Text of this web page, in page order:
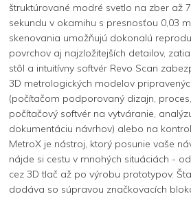
štruktúrované modré svetlo na zber až
sekundu v okamihu s presnosťou 0,03
skenovania umožňujú dokonalú
povrchov aj najzložitejších detailov,
stôl a intuitívny softvér Revo Scan
3D metrologických modelov
(počítačom podporovaný dizajn,
počítačový softvér na vytváranie,
dokumentáciu návrhov) alebo na
MetroX je nástroj, ktorý posunie vaše
nájde si cestu v mnohých situáciách -
cez 3D tlač až po výrobu prototypov.
dodáva so súpravou značkovacích